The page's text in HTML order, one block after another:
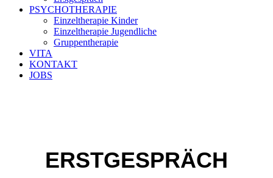
PSYCHOTHERAPIE
Einzeltherapie Kinder
Einzeltherapie Jugendliche
Gruppentherapie
VITA
KONTAKT
JOBS
ERSTGESPRÄCH